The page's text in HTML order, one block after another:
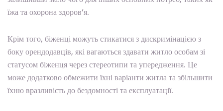
їжа та охорона здоров’я.
Крім того, біженці можуть стикатися з дискримінацією з
боку орендодавців, які вагаються здавати житло особам зі
статусом біженця через стереотипи та упередження. Це
може додатково обмежити їхні варіанти житла та збільшити
їхню вразливість до бездомності та експлуатації.